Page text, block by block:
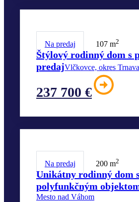
Na predaj 107 m2
Štýlový rodinný dom s
predajVlčkovce, okres Trnava
237 700 €
Na predaj 200 m2
Unikátny rodinný dom
polyfunkčným objektom
Mesto nad Váhom